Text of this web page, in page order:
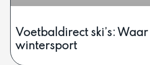
Voetbaldirect ski’s:
wintersport